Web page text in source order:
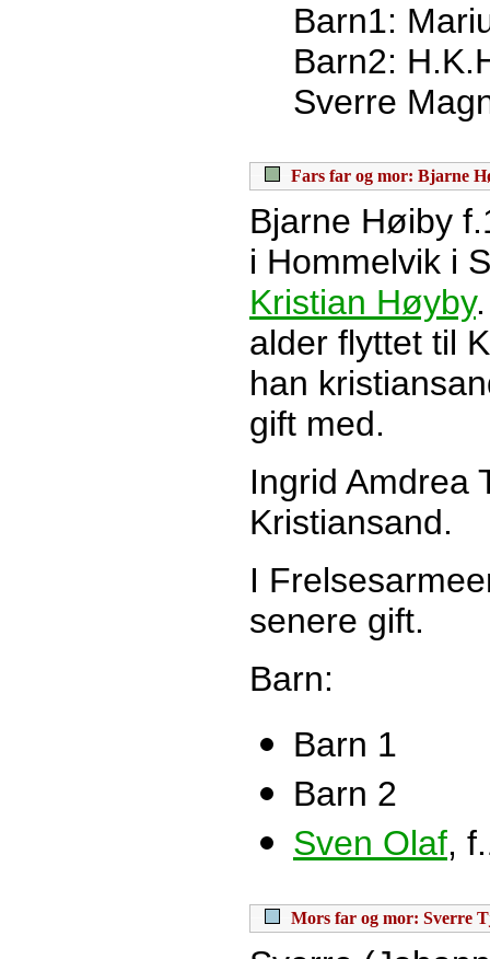
Barn1:
Barn2:
Sverre
Fars far og mor: Bjarne
Bjarne Høiby
i Hommelvik i
Kristian Høyby
alder flyttet til
han
gift med.
Ingrid Amdrea
Kristiansand.
I
senere gift.
Barn:
Barn 1
Barn 2
Sven Olaf,
Mors far og mor: Sverre